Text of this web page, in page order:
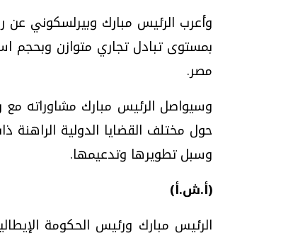
وأعرب الرئيس مبارك وبيرلسكوني عن
بمستوى تبادل تجاري متوازن وبحجم
مصر.
وسيواصل الرئيس مبارك مشاوراته مع
حول مختلف القضايا الدولية الراهنة
وسبل تطويرها وتدعيمها.
(أ.ش.أ)
الرئيس مبارك ورئيس الحكومة